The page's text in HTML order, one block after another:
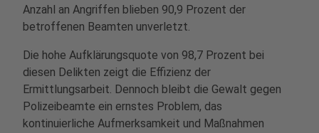
Anzahl an Angriffen blieben 90,9 Prozent der
betroffenen Beamten unverletzt.
Die hohe Aufklärungsquote von 98,7 Prozent bei
diesen Delikten zeigt die Effizienz der
Ermittlungsarbeit. Dennoch bleibt die Gewalt gegen
Polizeibeamte ein ernstes Problem, das
kontinuierliche Aufmerksamkeit und Maßnahmen